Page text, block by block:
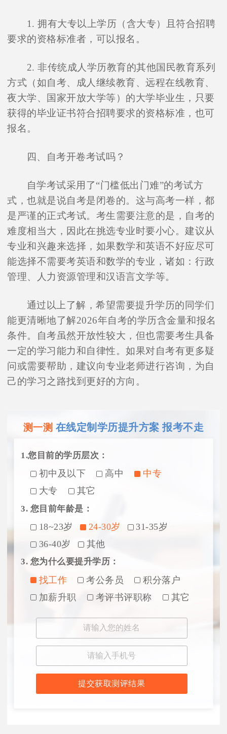
1. 拥有大专以上学历（含大专）且符合招聘
要求的资格标准者，可以报名。
2. 非传统成人学历教育的其他国民教育系列
方式（如自考、成人继续教育、远程在线教育、
夜大学、国家开放大学等）的大学毕业生，只要
获得的毕业证书符合招聘要求的资格标准，也可
报名。
四、自考开卷考试吗？
自学考试采用了“门槛低出门难”的考试方
式，也就是说自考是闭卷的。这与高考一样，都
是严谨的正式考试。考生需要注意的是，自考的
难度相当大，因此在挑选专业时要小心。建议从
专业和兴趣来选择，如果数学和英语不好应尽可
能选择不需要考英语和数学的专业，诸如：行政
管理、人力资源管理和汉语言文学等。
通过以上了解，希望需要提升学历的同学们
能更清晰地了解2026年自考的学历含金量和报名
条件。自考虽然开放性较大，但也需要考生具备
一定的学习能力和自律性。如果对自考有更多疑
问或需要帮助，建议向专业老师进行咨询，为自
己的学习之路找到更好的方向。
测一测 在线定制学历提升方案 报考不走
1.您目前的学历层次：
初中及以下 高中
中专
大专
其它
3. 您目前年龄是：
18~23岁 24-30岁
31-35岁
36-40岁
其他
3. 您为什么要提升学历：
找工作 考公务员
积分落户
加薪升职
考评书评职称 其它
提交获取测评结果